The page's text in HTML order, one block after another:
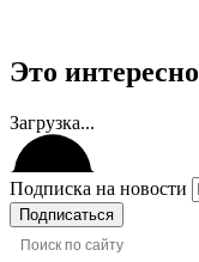
Это интересно
Загрузка...
Подписка на новости
Подписаться